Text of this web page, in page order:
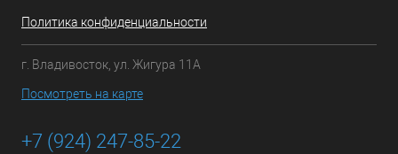
Политика конфиденциальности
г. Владивосток, ул. Жигура 11А
Посмотреть на карте
+7 (924) 247-85-22